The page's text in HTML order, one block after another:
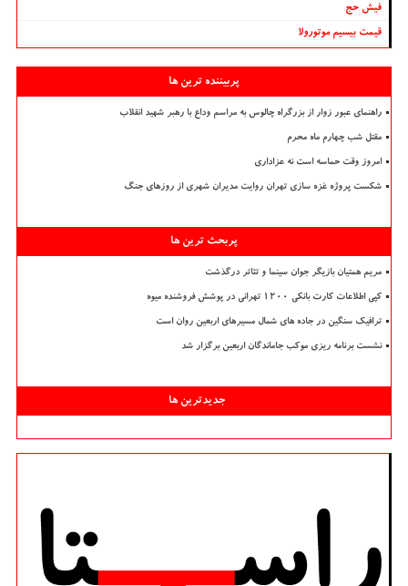
فیش حج
قیمت بیسیم موتورولا
پربیننده ترین ها
راهنمای عبور زوار از بزرگراه چالوس به مراسم وداع با رهبر شهید انقلاب
مقتل شب چهارم ماه محرم
امروز وقت حماسه است نه عزاداری
شکست پروژه غزه سازی تهران روایت مدیران شهری از روزهای جنگ
پربحث ترین ها
مریم همتیان بازیگر جوان سینما و تئاتر درگذشت
کپی اطلاعات کارت بانکی ۱۲۰۰ تهرانی در پوشش فروشنده میوه
ترافیک سنگین در جاده های شمال مسیرهای اربعین روان است
نشست برنامه ریزی موکب جاماندگان اربعین برگزار شد
جدیدترین ها